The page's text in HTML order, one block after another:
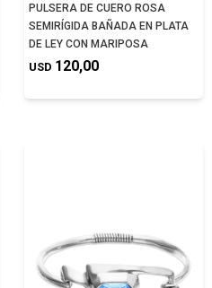
PULSERA DE CUERO ROSA
SEMIRÍGIDA BAÑADA EN PLATA
DE LEY CON MARIPOSA
USD 120,00